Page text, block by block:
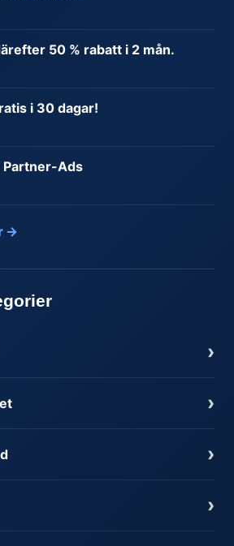
50 % rabatt i 2 mån.
i 30 dagar!
Partner-Ads
→
›
›
›
›